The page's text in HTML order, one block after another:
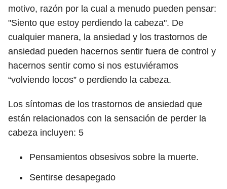
motivo, razón por la cual a menudo pueden pensar:
"Siento que estoy perdiendo la cabeza". De
cualquier manera, la ansiedad y los trastornos de
ansiedad pueden hacernos sentir fuera de control y
hacernos sentir como si nos estuviéramos
“volviendo locos” o perdiendo la cabeza.
Los síntomas de los trastornos de ansiedad que
están relacionados con la sensación de perder la
cabeza incluyen: 5
Pensamientos obsesivos sobre la muerte.
Sentirse desapegado